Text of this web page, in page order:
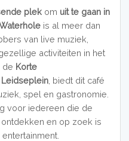
plekom uit te gaan in
is al meer dan
van live muziek,
activiteiten in het
de Korte
Leidseplein, biedt dit café
spel en gastronomie.
voor iedereen die de
en op zoek is